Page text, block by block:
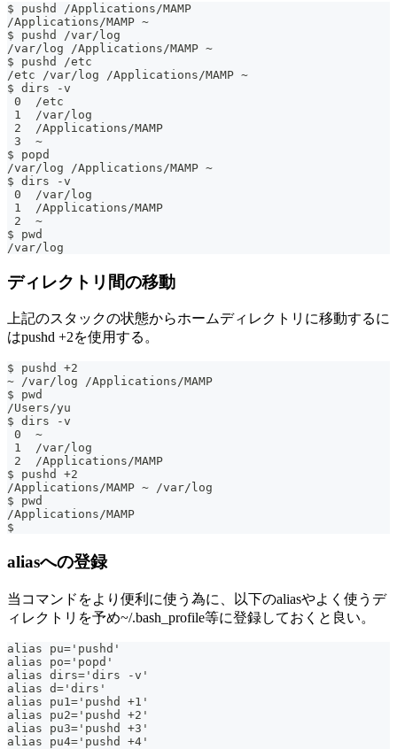
$ pushd /Applications/MAMP
/Applications/MAMP ~
$ pushd /var/log
/var/log /Applications/MAMP ~
$ pushd /etc
/etc /var/log /Applications/MAMP ~
$ dirs -v
0  /etc
1  /var/log
2  /Applications/MAMP
3  ~
$ popd
/var/log /Applications/MAMP ~
$ dirs -v
0  /var/log
1  /Applications/MAMP
2  ~
$ pwd
/var/log
ディレクトリ間の移動
上記のスタックの状態からホームディレクトリに移動するに
はpushd +2を使用する。
$ pushd +2
~ /var/log /Applications/MAMP
$ pwd
/Users/yu
$ dirs -v
0  ~
1  /var/log
2  /Applications/MAMP
$ pushd +2
/Applications/MAMP ~ /var/log
$ pwd
/Applications/MAMP
$
aliasへの登録
当コマンドをより便利に使う為に、以下のaliasやよく使うデ
ィレクトリを予め~/.bash_profile等に登録しておくと良い。
alias pu='pushd'
alias po='popd'
alias dirs='dirs -v'
alias d='dirs'
alias pu1='pushd +1'
alias pu2='pushd +2'
alias pu3='pushd +3'
alias pu4='pushd +4'